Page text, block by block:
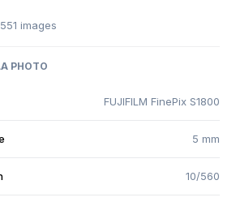
551 images
PHOTO
FUJIFILM FinePix S1800
5 mm
10/560